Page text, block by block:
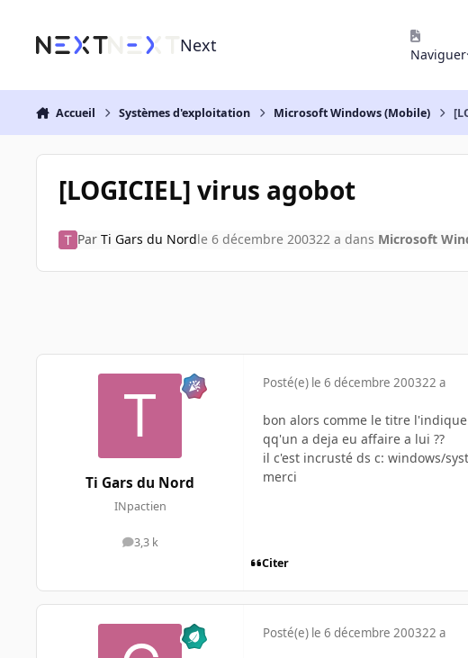
Next Naviguer
Accueil Systèmes d'exploitation Microsoft Windows (Mobile)
[LOGICIEL] virus agobot
Par Ti Gars du Nordle 6 décembre 200322 a dans Microsoft
Ti Gars du Nord
INpactien
3,3 k
messages
Posté(e) le 6 décembre 200322 a
bon alors comme le titre
qq'un a deja eu affaire a lui ??
il c'est incrusté ds c: windows/
merci
Citer
Posté(e) le 6 décembre 200322 a